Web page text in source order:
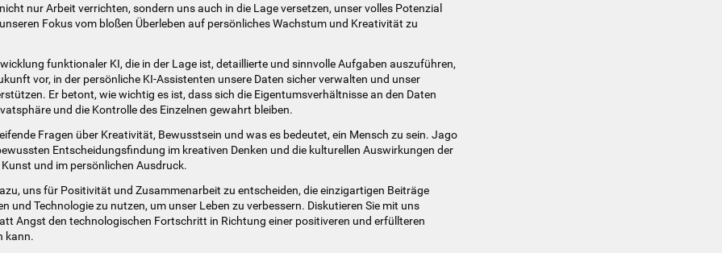
nur Arbeit verrichten, sondern uns auch in die Lage versetzen, unser volles Potenzial
Fokus vom bloßen Überleben auf persönliches Wachstum und Kreativität zu
funktionaler KI, die in der Lage ist, detaillierte und sinnvolle Aufgaben auszuführen,
vor, in der persönliche KI-Assistenten unsere Daten sicher verwalten und unser
Er betont, wie wichtig es ist, dass sich die Eigentumsverhältnisse an den Daten
und die Kontrolle des Einzelnen gewahrt bleiben.
Fragen über Kreativität, Bewusstsein und was es bedeutet, ein Mensch zu sein. Jago
Entscheidungsfindung im kreativen Denken und die kulturellen Auswirkungen der
und im persönlichen Ausdruck.
uns für Positivität und Zusammenarbeit zu entscheiden, die einzigartigen Beiträge
und Technologie zu nutzen, um unser Leben zu verbessern. Diskutieren Sie mit uns
Angst den technologischen Fortschritt in Richtung einer positiveren und erfüllteren
kann.